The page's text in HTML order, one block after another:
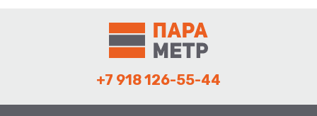
+7 918 126-55-44